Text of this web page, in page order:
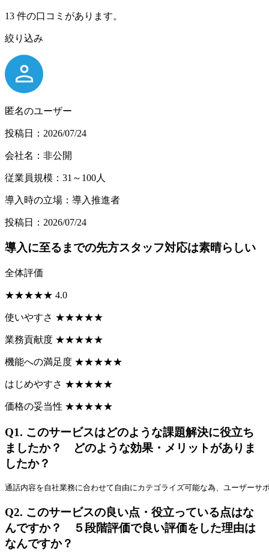
13 件の口コミがあります。
絞り込み
匿名のユーザー
投稿日：2026/07/24
会社名：非公開
従業員規模：31～100人
導入時の立場：導入推進者
投稿日：2026/07/24
導入に至るまでの先方スタッフ対応は素晴らしい
全体評価
★★★★★ 4.0
使いやすさ ★★★★★
業務貢献度 ★★★★★
機能への満足度 ★★★★★
はじめやすさ ★★★★★
価格の妥当性 ★★★★★
Q1. このサービスはどのような課題解決に役立ち
ましたか？ どのような効果・メリットがありま
したか？
通話内容を自社業務に合わせて自由にカテゴライズ可能な為、ユーザーサ
Q2. このサービスの良い点・役立っている点はな
んですか？ ５段階評価で良い評価をした理由は
なんですか？